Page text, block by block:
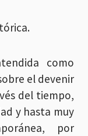
como
el devenir
del tiempo,
y hasta muy
por